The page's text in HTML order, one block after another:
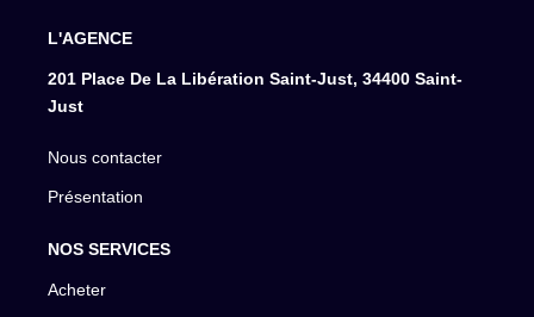
L'AGENCE
201 Place De La Libération Saint-Just, 34400 Saint-
Just
Nous contacter
Présentation
NOS SERVICES
Acheter